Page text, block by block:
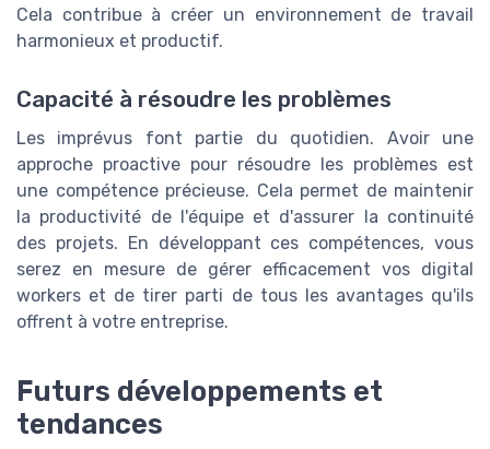
Cela contribue à créer un environnement de travail
harmonieux et productif.
Capacité à résoudre les problèmes
Les imprévus font partie du quotidien. Avoir une
approche proactive pour résoudre les problèmes est
une compétence précieuse. Cela permet de maintenir
la productivité de l'équipe et d'assurer la continuité
des projets. En développant ces compétences, vous
serez en mesure de gérer efficacement vos digital
workers et de tirer parti de tous les avantages qu'ils
offrent à votre entreprise.
Futurs développements et
tendances